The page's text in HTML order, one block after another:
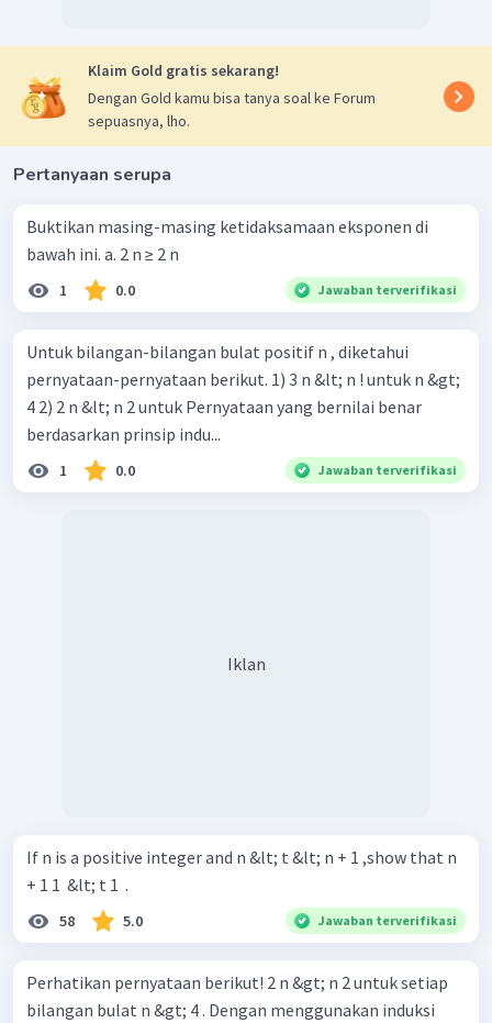
Klaim Gold gratis sekarang!
Dengan Gold kamu bisa tanya soal ke Forum
sepuasnya, lho.
Pertanyaan serupa
Buktikan masing-masing ketidaksamaan eksponen di
bawah ini. a. 2 n ≥ 2 n
1 0.0 Jawaban terverifikasi
Untuk bilangan-bilangan bulat positif n , diketahui
pernyataan-pernyataan berikut. 1) 3 n &lt; n ! untuk n &gt;
4 2) 2 n &lt; n 2 untuk Pernyataan yang bernilai benar
berdasarkan prinsip indu...
1 0.0 Jawaban terverifikasi
Iklan
If n is a positive integer and n &lt; t &lt; n + 1 ,show that n
+ 1 1 ​ &lt; t 1 ​ .
58 5.0 Jawaban terverifikasi
Perhatikan pernyataan berikut! 2 n &gt; n 2 untuk setiap
bilangan bulat n &gt; 4 . Dengan menggunakan induksi